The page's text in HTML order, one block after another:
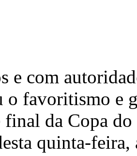
e com
favoritismo e
final da Copa
quinta-feira,